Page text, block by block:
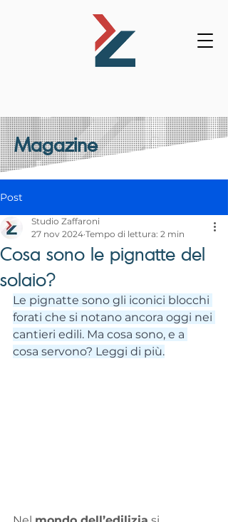
Magazine
Post
Cosa sono le pignatte del
solaio?
Studio Zaffaroni
27 nov 2024 Tempo di lettura: 2 min
Le pignatte sono gli iconici blocchi
forati che si notano ancora oggi nei
cantieri edili. Ma cosa sono, e a
cosa servono? Leggi di più.